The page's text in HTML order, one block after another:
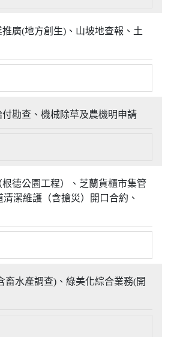
廣(地方創生)、山坡地查報、土
勘查、機械除草及農機明申請
德公園工程）、芝蘭貨櫃市集管
潔維護（含搶災）開口合約、
畜水產調查)、綠美化綜合業務(開